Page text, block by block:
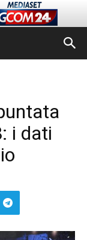
i dati